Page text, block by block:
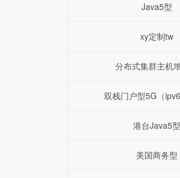
Java5型
xy定制tw
分布式集群主机
双栈门户型5G（
港台Java5型
美国商务型